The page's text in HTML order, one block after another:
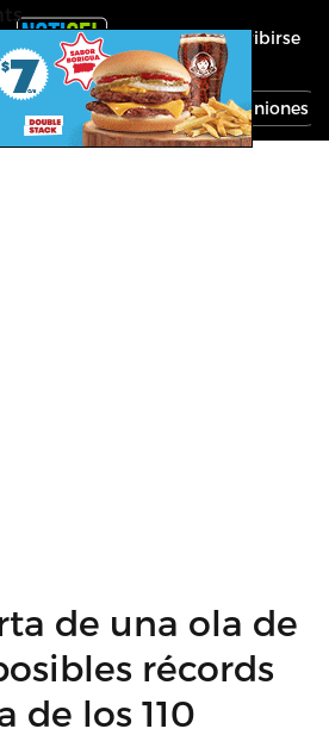
Inscribirse
Noticias Economía Opiniones
de una ola de
récords
de los 110